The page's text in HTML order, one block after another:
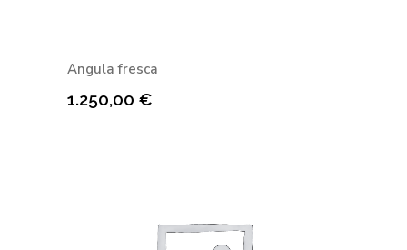
Angula fresca
1.250,00 €